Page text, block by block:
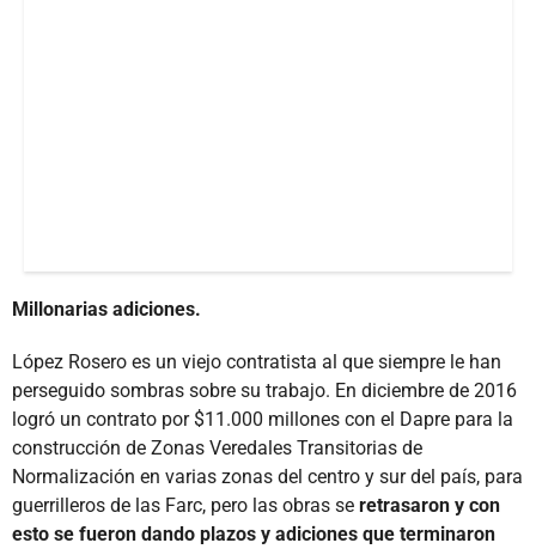
Millonarias adiciones.
López Rosero es un viejo contratista al que siempre le han
perseguido sombras sobre su trabajo. En diciembre de 2016
logró un contrato por $11.000 millones con el Dapre para la
construcción de Zonas Veredales Transitorias de
Normalización en varias zonas del centro y sur del país, para
guerrilleros de las Farc, pero las obras se retrasaron y con
esto se fueron dando plazos y adiciones que terminaron